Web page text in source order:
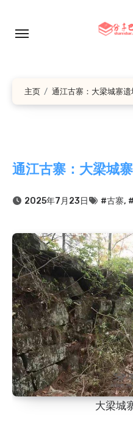
主页 通江古寨：大梁城寨遗
通江古寨：大梁城
2025年7月23日 #古寨,
大梁城